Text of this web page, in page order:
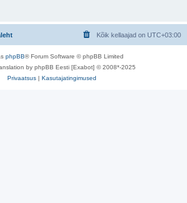
Kõik kellaajad on UTC+03:00
phpBB® Forum Software © phpBB Limited
by phpBB Eesti [Exabot] © 2008*-2025
Privaatsus | Kasutajatingimused